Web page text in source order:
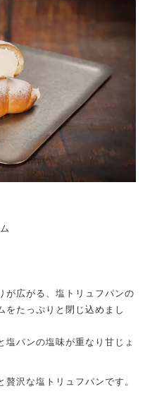
が広がる、塩トリュフパンの
をたっぷりと閉じ込めまし
塩パンの塩味が重なり甘じょ
沢な塩トリュフパンです。